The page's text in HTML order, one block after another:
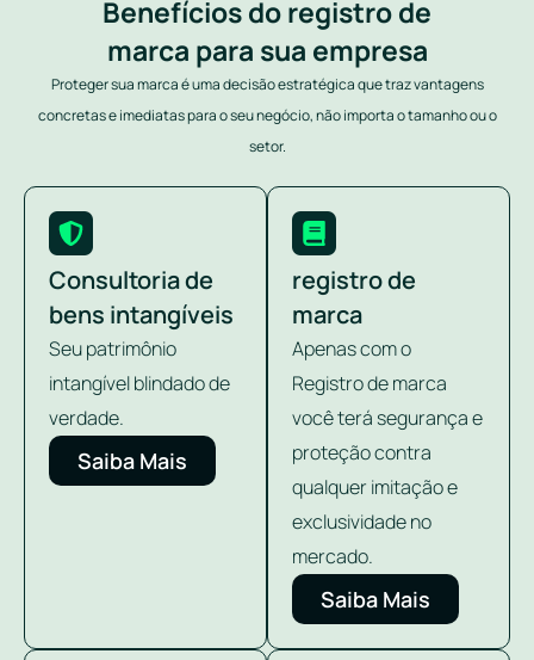
Benefícios do registro de
marca para sua empresa
Proteger sua marca é uma decisão estratégica que traz vantagens
concretas e imediatas para o seu negócio, não importa o tamanho ou o
setor.
Consultoria de
bens intangíveis
Seu patrimônio
intangível blindado de
verdade.
Saiba Mais
registro de
marca
Apenas com o
Registro de marca
você terá segurança e
proteção contra
qualquer imitação e
exclusividade no
mercado.
Saiba Mais